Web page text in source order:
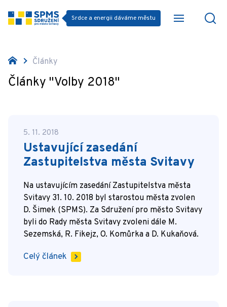
Srdce a energii dáváme městu
Články
Články "Volby 2018"
5. 11. 2018
Ustavující zasedání
Zastupitelstva města Svitavy
Na ustavujícím zasedání Zastupitelstva města
Svitavy 31. 10. 2018 byl starostou města zvolen
D. Šimek (SPMS). Za Sdružení pro město Svitavy
byli do Rady města Svitavy zvoleni dále M.
Sezemská, R. Fikejz, O. Komůrka a D. Kukaňová.
Celý článek